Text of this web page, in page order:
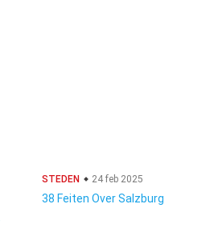
STEDEN 24 feb 2025
38 Feiten Over Salzburg